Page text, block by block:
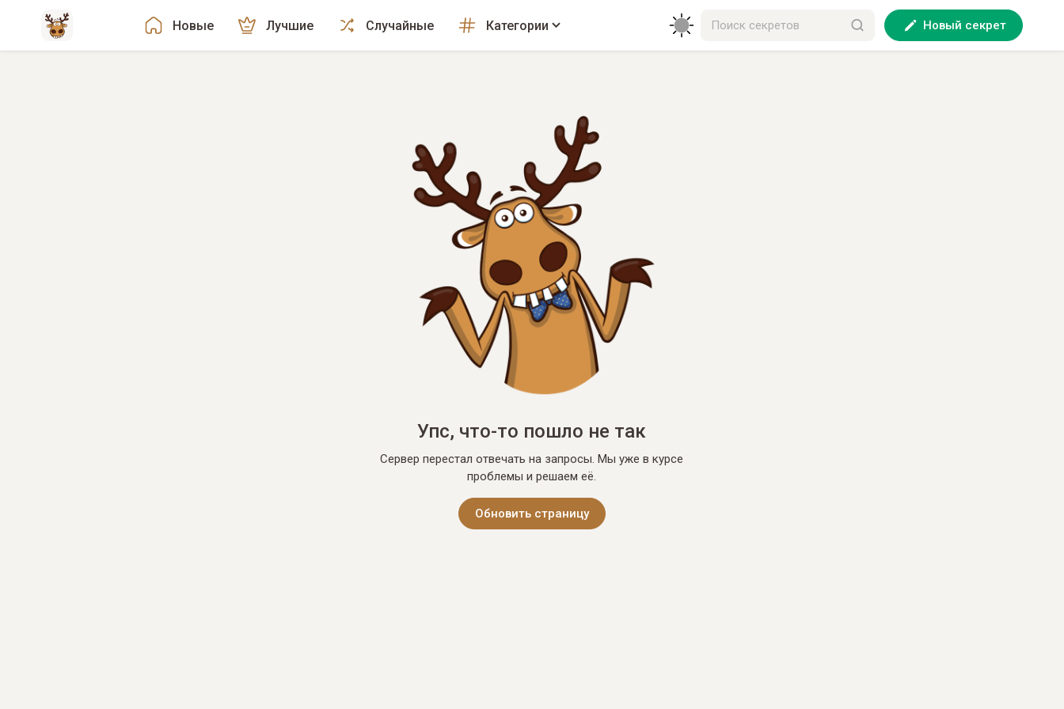
Новые Лучшие Случайные Категории Новый секрет
Упс, что-то пошло не так
Сервер перестал отвечать на запросы. Мы уже в курсе
проблемы и решаем её.
Обновить страницу